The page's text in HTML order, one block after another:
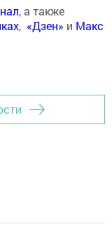
, а также
, «Дзен» и Макс